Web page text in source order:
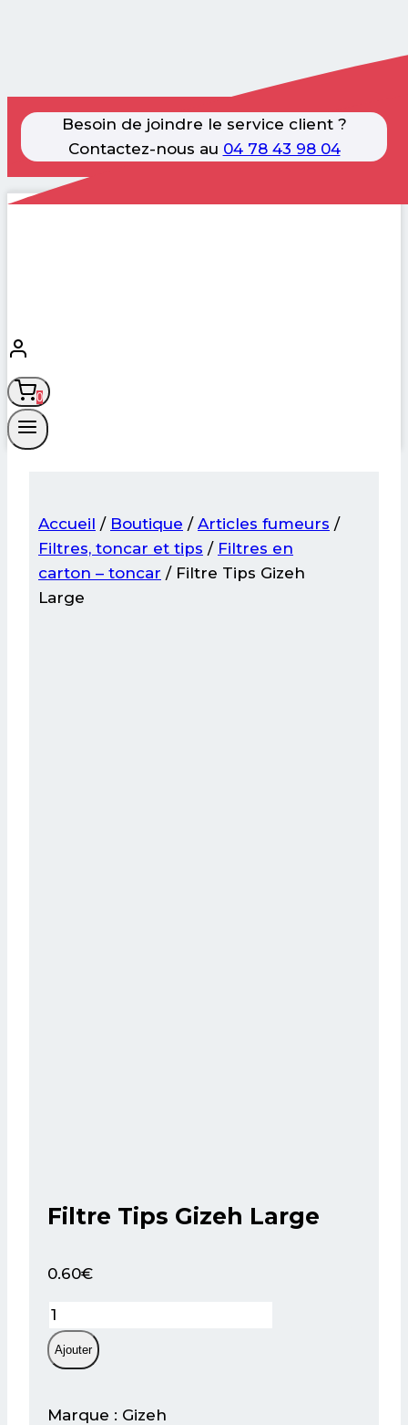
Besoin de joindre le service client ?
Contactez-nous au 04 78 43 98 04
Aller
0
Accueil / Boutique / Articles fumeurs /
Filtres, toncar et tips / Filtres en
carton – toncar / Filtre Tips Gizeh
Large
Filtre Tips Gizeh Large
0.60€
quantité
de
Filtre
Gizeh
Ajouter
Marque : Gizeh